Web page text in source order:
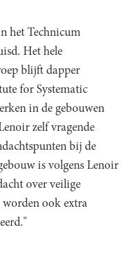
het Technicum
Het hele
blijft dapper
for Systematic
in de gebouwen
zelf vragende
bij de
is volgens Lenoir
over veilige
worden ook extra